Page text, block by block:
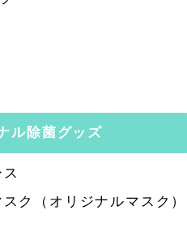
ル除菌グッズ
ク（オリジナルマスク）